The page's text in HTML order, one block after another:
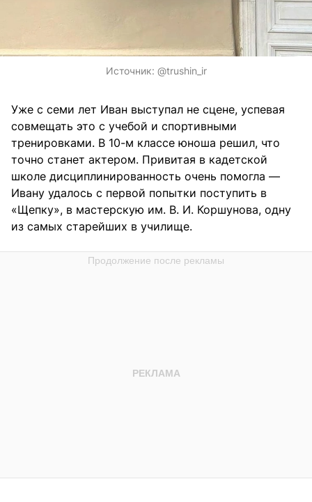
Источник: @trushin_ir
Уже с семи лет Иван выступал не сцене, успевая
совмещать это с учебой и спортивными
тренировками. В 10-м классе юноша решил, что
точно станет актером. Привитая в кадетской
школе дисциплинированность очень помогла —
Ивану удалось с первой попытки поступить в
«Щепку», в мастерскую им. В. И. Коршунова, одну
из самых старейших в училище.